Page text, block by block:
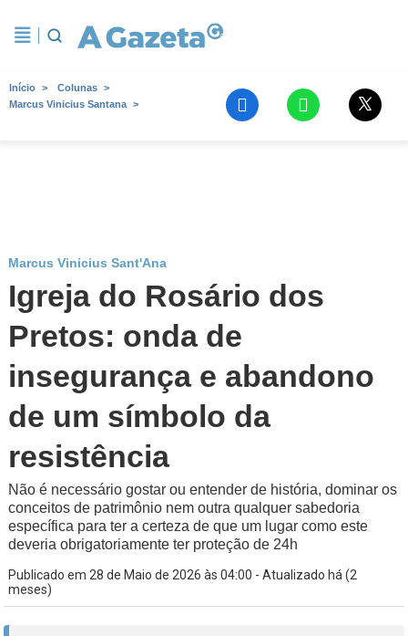
Início
Colunas
Marcus Vinicius Santana
Marcus Vinicius Sant'Ana
Igreja do Rosário dos
Pretos: onda de
insegurança e abandono
de um símbolo da
resistência
Não é necessário gostar ou entender de história, dominar os
conceitos de patrimônio nem outra qualquer sabedoria
específica para ter a certeza de que um lugar como este
deveria obrigatoriamente ter proteção de 24h
Publicado em 28 de Maio de 2026 às 04:00 - Atualizado há (2
meses)